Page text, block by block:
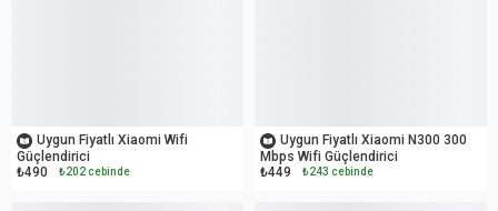
Uygun Fiyatlı Xiaomi Wifi
Güçlendirici
₺490
₺202 cebinde
Uygun Fiyatlı Xiaomi N300 300
Mbps Wifi Güçlendirici
₺449
₺243 cebinde